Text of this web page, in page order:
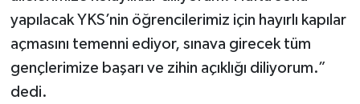
yapılacak YKS’nin öğrencilerimiz için hayırlı kapılar
açmasını temenni ediyor, sınava girecek tüm
gençlerimize başarı ve zihin açıklığı diliyorum.”
dedi.